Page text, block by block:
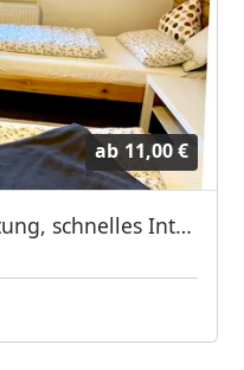
ab 11,00 €
Ab 11,21 pP, Vollausstattung, schnelles Internet, TV + Netflix, bequeme Betten, Küche, Balkon